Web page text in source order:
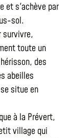
et s'achève par
sol.
survivre,
toute un
des
abeilles
situe en
à la Prévert,
village qui